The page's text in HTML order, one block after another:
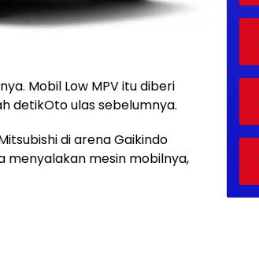
Mobil Low MPV itu diberi
detikOto ulas sebelumnya.
di arena Gaikindo
menyalakan mesin mobilnya,